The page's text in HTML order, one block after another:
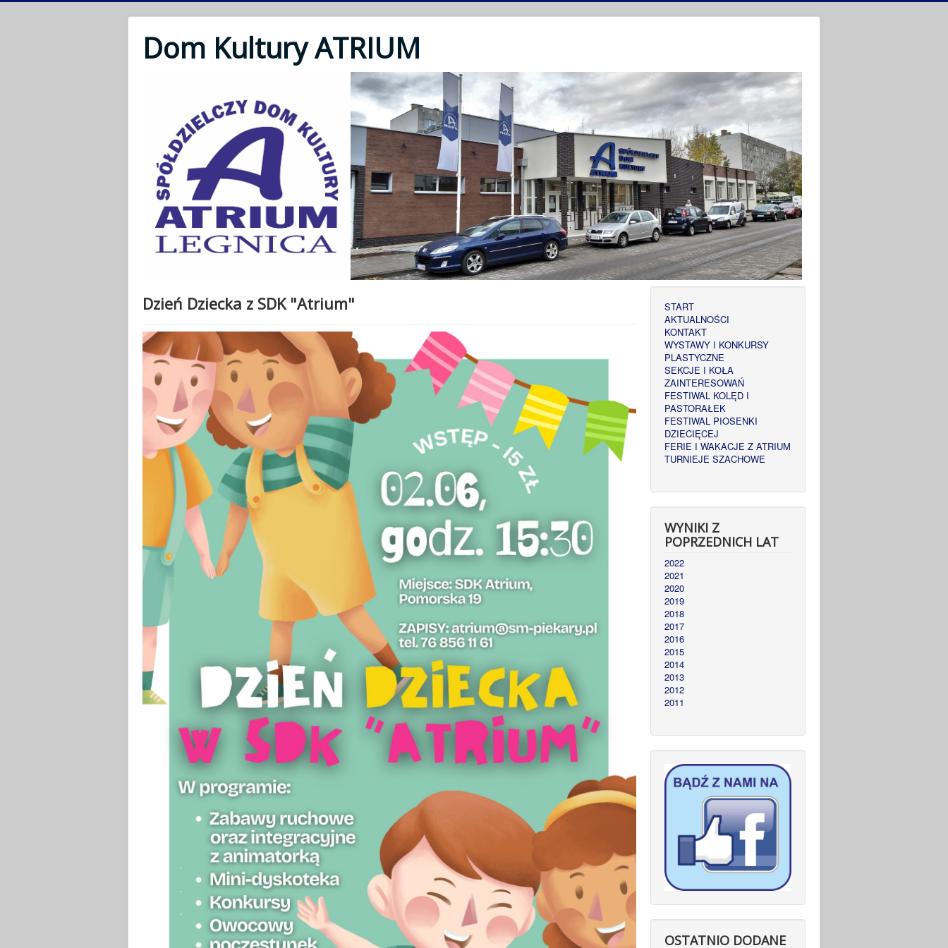
Dom Kultury ATRIUM
Dzień Dziecka z SDK "Atrium"
START
AKTUALNOŚCI
KONTAKT
WYSTAWY I KONKURSY
PLASTYCZNE
SEKCJE I KOŁA
ZAINTERESOWAŃ
FESTIWAL KOLĘD I
PASTORAŁEK
FESTIWAL PIOSENKI
DZIECIĘCEJ
FERIE I WAKACJE Z ATRIUM
TURNIEJE SZACHOWE
WYNIKI Z
POPRZEDNICH LAT
2022
2021
2020
2019
2018
2017
2016
2015
2014
2013
2012
2011
OSTATNIO DODANE